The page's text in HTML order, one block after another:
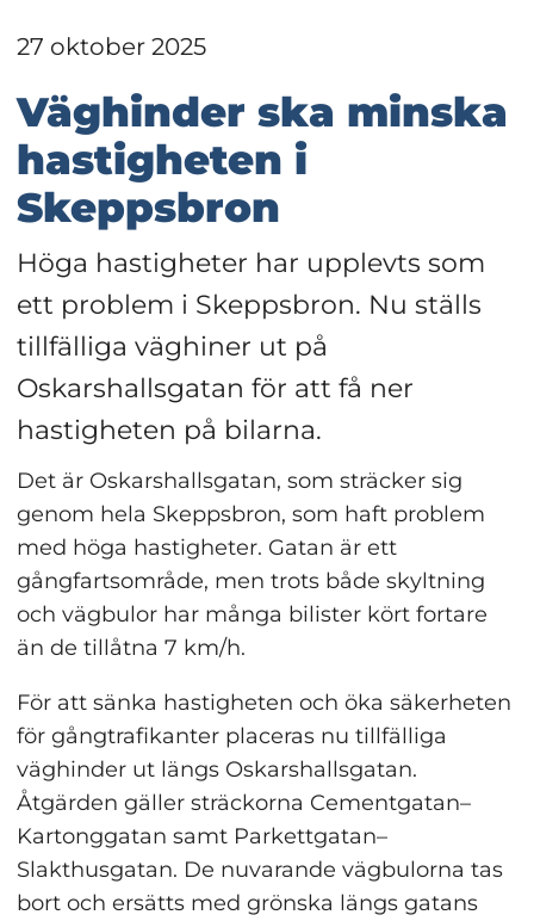
27 oktober 2025
Väghinder ska minska
hastigheten i
Skeppsbron
Höga hastigheter har upplevts som
ett problem i Skeppsbron. Nu ställs
tillfälliga väghiner ut på
Oskarshallsgatan för att få ner
hastigheten på bilarna.
Det är Oskarshallsgatan, som sträcker sig
genom hela Skeppsbron, som haft problem
med höga hastigheter. Gatan är ett
gångfartsområde, men trots både skyltning
och vägbulor har många bilister kört fortare
än de tillåtna 7 km/h.
För att sänka hastigheten och öka säkerheten
för gångtrafikanter placeras nu tillfälliga
väghinder ut längs Oskarshallsgatan.
Åtgärden gäller sträckorna Cementgatan–
Kartonggatan samt Parkettgatan–
Slakthusgatan. De nuvarande vägbulorna tas
bort och ersätts med grönska längs gatans